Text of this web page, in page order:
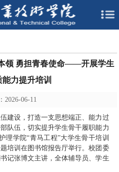
领 勇担青春使命——开展学生
力提升培训
2026-06-11
建设，打造一支思想端正、能力过
队伍，切实提升学生骨干履职能力
理学院“青马工程”大学生骨干培训
培训在图书馆报告厅举行。校团委
记张博文主讲，全体辅导员、学生